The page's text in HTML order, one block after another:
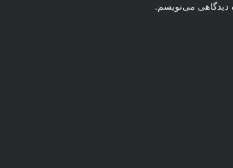
دیدگاهی می‌نویسم.